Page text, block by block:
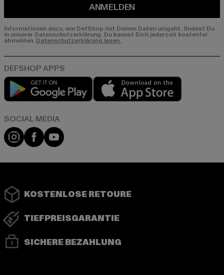
ANMELDEN
Informationen dazu, wie DefShop mit Deinen Daten umgeht, findest Du
in unserer Datenschutzerklärung. Du kannst Dich jederzeit kostenfei
abmelden. Datenschutzerklärung lesen.
Play market
Instagram
FacebookYouTube
KOSTENLOSE RETOURE
TIEFPREISGARANTIE
SICHERE BEZAHLUNG